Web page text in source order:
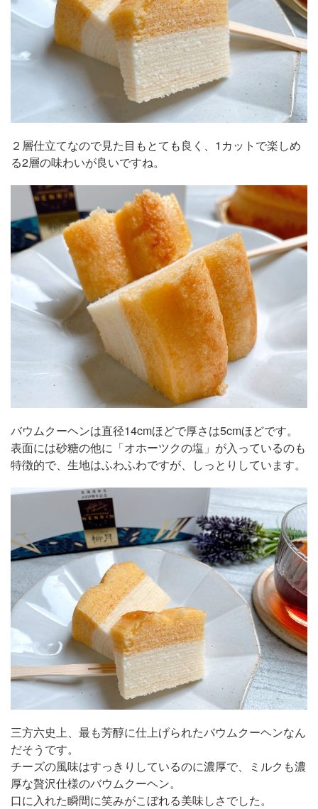
２層仕立てなので見た目もとても良く、1カットで楽しめ
る2層の味わいが良いですね。
バウムクーヘンは直径14cmほどで厚さは5cmほどです。
表面には砂糖の他に「オホーツクの塩」が入っているのも
特徴的で、生地はふわふわですが、しっとりしています。
三方六史上、最も芳醇に仕上げられたバウムクーヘンなん
だそうです。
チーズの風味はすっきりしているのに濃厚で、ミルクも濃
厚な贅沢仕様のバウムクーヘン。
口に入れた瞬間に笑みがこぼれる美味しさでした。